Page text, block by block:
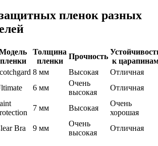
пленок разных
пленки
Толщина
пленки
Прочность
к
8 мм Высокая
Отличная
6 мм
Очень
высокая
Отличная
7 мм Высокая
Очень
хорошая
Bra 9 мм
Очень
высокая
Отличная